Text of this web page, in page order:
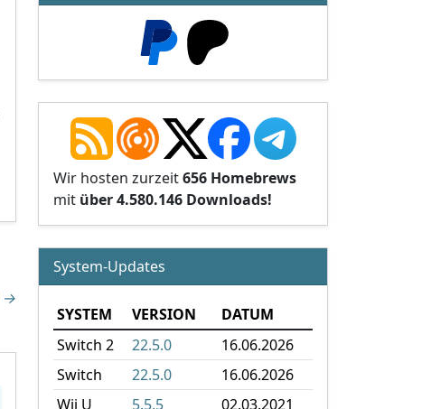
→
Wir hosten zurzeit656 Homebrews
mit über 4.580.146 Downloads!
System-Updates
SYSTEM VERSION
DATUM
Switch 2
22.5.0
16.06.2026
Switch
22.5.0
16.06.2026
Wii U
5.5.5
02.03.2021